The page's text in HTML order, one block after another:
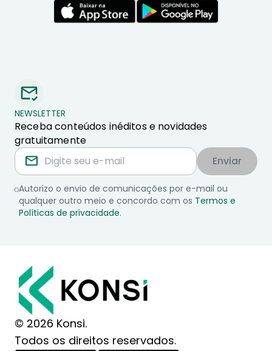
NEWSLETTER
Receba conteúdos inéditos e novidades
gratuitamente
Enviar
Autorizo o envio de comunicações por e-mail ou
qualquer outro meio e concordo com os Termos e
Políticas de privacidade.
© 2026 Konsi.
Todos os direitos reservados.